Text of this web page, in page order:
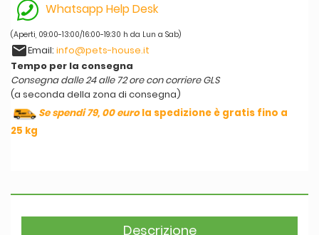
Whatsapp Help Desk
(Aperti, 09:00-13:00/16:00-19:30 h da Lun a Sab)
emailEmail: info@pets-house.it
Tempo per la consegna
Consegna dalle 24 alle 72 ore con corriere GLS
(a seconda della zona di consegna)
Se spendi 79, 00 eurola spedizione è gratis fino a
25 kg
Descrizione